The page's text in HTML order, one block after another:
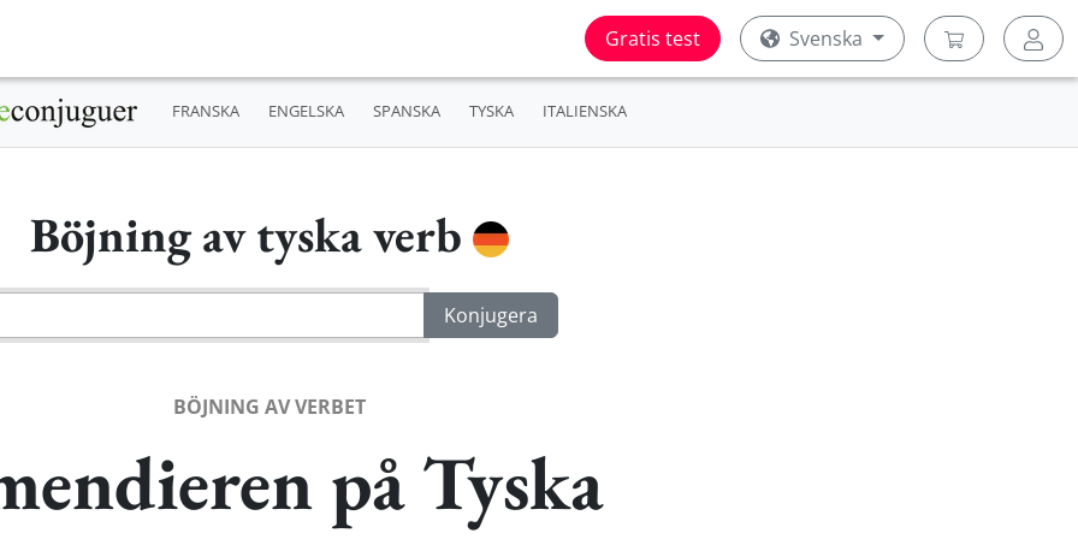
Gratis test Svenska
FRANSKA ENGELSKA SPANSKA TYSKA ITALIENSKA
Böjning av tyska verb
BÖJNING AV VERBET
på Tyska